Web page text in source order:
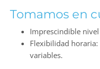
Tomamos en
Imprescindible
Flexibilidad
variables.